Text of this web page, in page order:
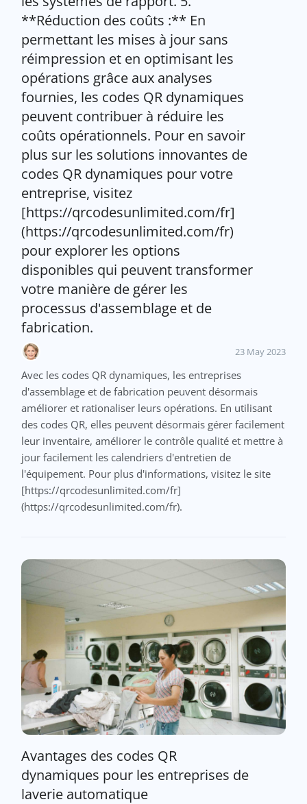
**Réduction des coûts :** En
permettant les mises à jour sans
réimpression et en optimisant les
opérations grâce aux analyses
fournies, les codes QR dynamiques
peuvent contribuer à réduire les
coûts opérationnels. Pour en savoir
plus sur les solutions innovantes de
codes QR dynamiques pour votre
entreprise, visitez
[https://qrcodesunlimited.com/fr]
(https://qrcodesunlimited.com/fr)
pour explorer les options
disponibles qui peuvent transformer
votre manière de gérer les
processus d'assemblage et de
fabrication.
23 May 2023
Avec les codes QR dynamiques, les entreprises
d'assemblage et de fabrication peuvent désormais
améliorer et rationaliser leurs opérations. En utilisant
des codes QR, elles peuvent désormais gérer facilement
leur inventaire, améliorer le contrôle qualité et mettre à
jour facilement les calendriers d'entretien de
l'équipement. Pour plus d'informations, visitez le site
[https://qrcodesunlimited.com/fr]
(https://qrcodesunlimited.com/fr).
Avantages des codes QR
dynamiques pour les entreprises de
laverie automatique